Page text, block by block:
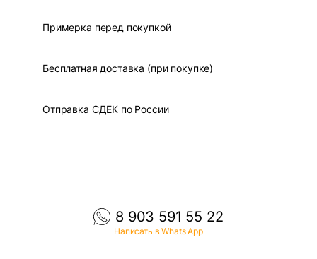
Примерка перед покупкой
Бесплатная доставка (при покупке)
Отправка СДЕК по России
8 903 591 55 22
Написать в Whats App